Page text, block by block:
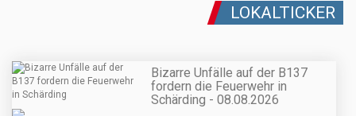
LOKALTICKER
Bizarre Unfälle auf der B137
fordern die Feuerwehr in
Schärding - 08.08.2026